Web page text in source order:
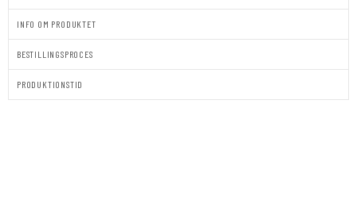
INFO OM PRODUKTET
BESTILLINGSPROCES
PRODUKTIONSTID